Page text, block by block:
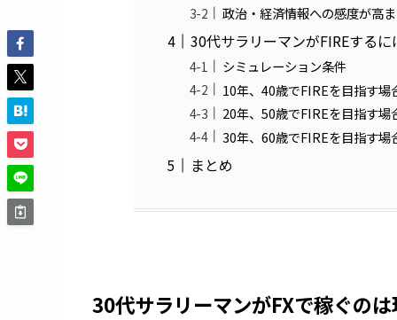
政治・経済情報への感度が高
30代サラリーマンがFIREする
シミュレーション条件
10年、40歳でFIREを目指す場
20年、50歳でFIREを目指す場
30年、60歳でFIREを目指す場
まとめ
30代サラリーマンがFXで稼ぐの